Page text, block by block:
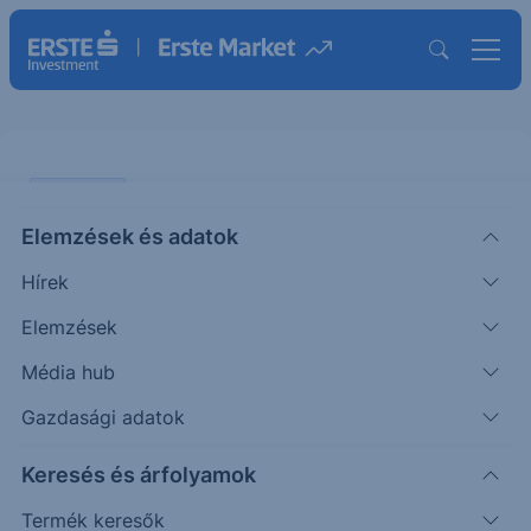
Elemzések és adatok
Hírek
Elemzések
Média hub
Gazdasági adatok
Keresés és árfolyamok
Termék keresők
emelkednek a szoftvercégek
A szoftveripari részvények hétfőn széles körben
emelkedtek, miután Jensen Huang, az Nvidia